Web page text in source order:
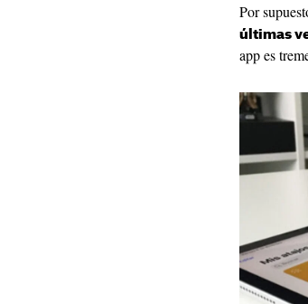
Por
últimas
app es